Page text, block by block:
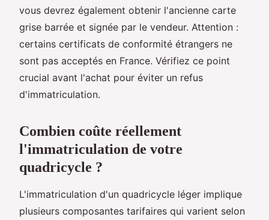
vous devrez également obtenir l'ancienne carte
grise barrée et signée par le vendeur. Attention :
certains certificats de conformité étrangers ne
sont pas acceptés en France. Vérifiez ce point
crucial avant l'achat pour éviter un refus
d'immatriculation.
Combien coûte réellement
l'immatriculation de votre
quadricycle ?
L'immatriculation d'un quadricycle léger implique
plusieurs composantes tarifaires qui varient selon